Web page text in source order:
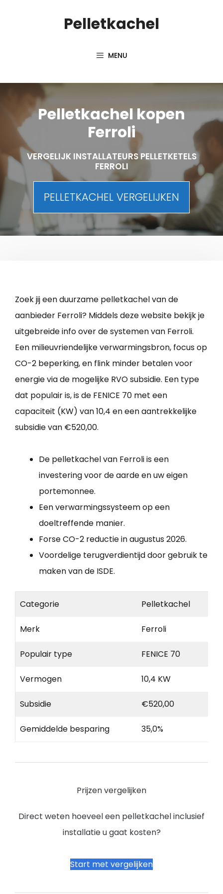
Pelletkachel
MENU
Pelletkachel kopen
Ferroli
VERGELIJK INSTALLATEURS PELLETKETELS
FERROLI
PELLETKACHEL VERGELIJKEN
Zoek jij een duurzame pelletkachel van de
aanbieder Ferroli? Middels deze website bekijk je
uitgebreide info over de systemen van Ferroli.
Een milieuvriendelijke verwarmingsbron, focus op
CO-2 beperking, en flink minder betalen voor
energie via de mogelijke RVO subsidie. Een type
dat populair is, is de FENICE 70 met een
capaciteit (KW) van 10,4 en een aantrekkelijke
subsidie van €520,00.
De pelletkachel van Ferroli is een
investering voor de aarde en uw eigen
portemonnee.
Een verwarmingssysteem op een
doeltreffende manier.
Forse CO-2 reductie in augustus 2026.
Voordelige terugverdientijd door gebruik te
maken van de ISDE.
Categorie Pelletkachel
Merk Ferroli
Populair type FENICE 70
Vermogen 10,4 KW
Subsidie €520,00
Gemiddelde besparing 35,0%
Prijzen vergelijken
Direct weten hoeveel een pelletkachel inclusief
installatie u gaat kosten?
Start met vergelijken